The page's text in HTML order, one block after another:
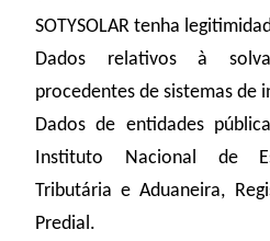
SOTYSOLAR tenha
Dados relativos à
procedentes de sistemas de
Dados de entidades
Instituto Nacional de
Tributária e Aduaneira,
Predial.